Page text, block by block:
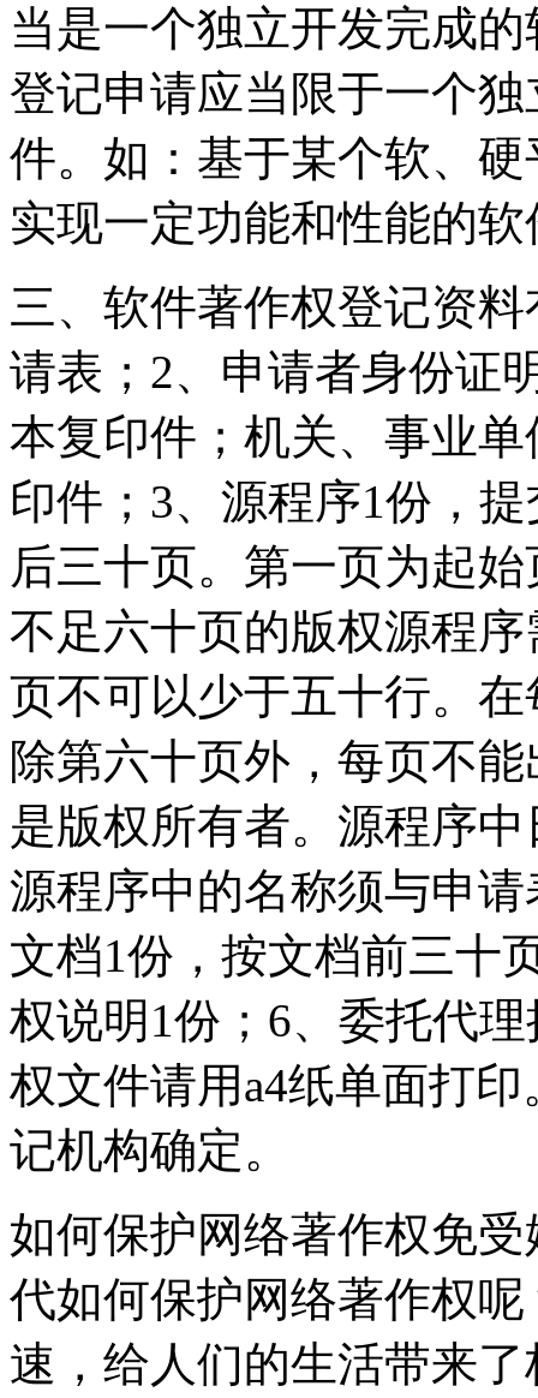
当是一个独立开发完成
登记申请应当限于一个
件。如：基于某个软、
实现一定功能和性能的软
三、软件著作权登记资
请表；2、申请者身份证
本复印件；机关、事业
印件；3、源程序1份，
后三十页。第一页为起
不足六十页的版权源程
页不可以少于五十行。
除第六十页外，每页不
是版权所有者。源程序
源程序中的名称须与申
文档1份，按文档前三十
权说明1份；6、委托代
权文件请用a4纸单面打
记机构确定。
如何保护网络著作权免
代如何保护网络著作权
速，给人们的生活带来